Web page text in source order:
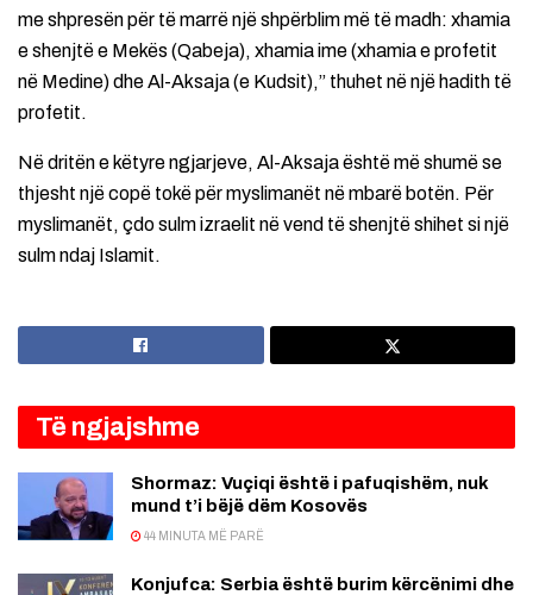
me shpresën për të marrë një shpërblim më të madh: xhamia
e shenjtë e Mekës (Qabeja), xhamia ime (xhamia e profetit
në Medine) dhe Al-Aksaja (e Kudsit),” thuhet në një hadith të
profetit.
Në dritën e këtyre ngjarjeve, Al-Aksaja është më shumë se
thjesht një copë tokë për myslimanët në mbarë botën. Për
myslimanët, çdo sulm izraelit në vend të shenjtë shihet si një
sulm ndaj Islamit.
Të ngjajshme
Shormaz: Vuçiqi është i pafuqishëm, nuk
mund t’i bëjë dëm Kosovës
44 MINUTA MË PARË
Konjufca: Serbia është burim kërcënimi dhe